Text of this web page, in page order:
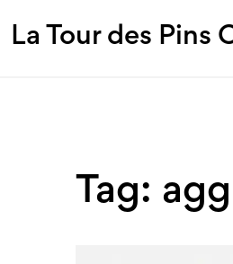
La Tour des Pins
Tag: